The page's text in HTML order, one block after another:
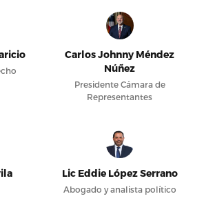
Carlos Johnny Méndez
Núñez
Presidente Cámara de
Representantes
Lic Eddie López Serrano
Abogado y analista político